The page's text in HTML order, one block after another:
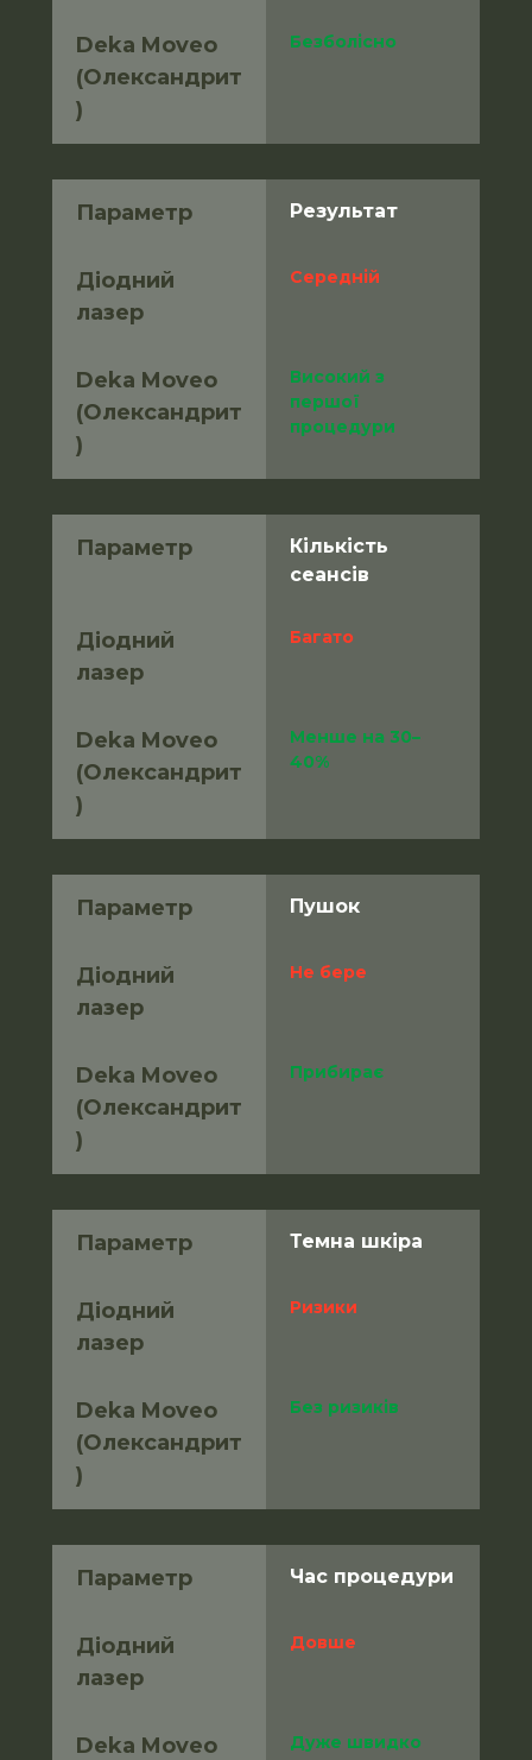
Deka Moveo
(Олександрит
)
Безболісно
Параметр Результат
Діодний
лазер
Середній
Deka Moveo
(Олександрит
)
Високий з
першої
процедури
Параметр
Кількість
сеансів
Діодний
лазер
Багато
Deka Moveo
(Олександрит
)
Менше на 30–
40%
Параметр Пушок
Діодний
лазер
Не бере
Deka Moveo
(Олександрит
)
Прибирає
Параметр Темна шкіра
Діодний
лазер
Ризики
Deka Moveo
(Олександрит
)
Без ризиків
Параметр Час процедури
Діодний
лазер
Довше
Deka Moveo
Дуже швидко